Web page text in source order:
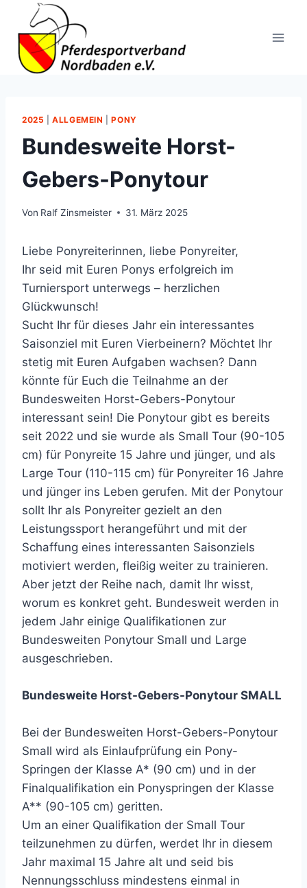
springen
2025 |ALLGEMEIN |PONY
Bundesweite Horst-
Gebers-Ponytour
Von Ralf Zinsmeister 31. März 2025
Liebe Ponyreiterinnen, liebe Ponyreiter,
Ihr seid mit Euren Ponys erfolgreich im
Turniersport unterwegs – herzlichen
Glückwunsch!
Sucht Ihr für dieses Jahr ein interessantes
Saisonziel mit Euren Vierbeinern? Möchtet Ihr
stetig mit Euren Aufgaben wachsen? Dann
könnte für Euch die Teilnahme an der
Bundesweiten Horst-Gebers-Ponytour
interessant sein! Die Ponytour gibt es bereits
seit 2022 und sie wurde als Small Tour (90-105
cm) für Ponyreite 15 Jahre und jünger, und als
Large Tour (110-115 cm) für Ponyreiter 16 Jahre
und jünger ins Leben gerufen. Mit der Ponytour
sollt Ihr als Ponyreiter gezielt an den
Leistungssport herangeführt und mit der
Schaffung eines interessanten Saisonziels
motiviert werden, fleißig weiter zu trainieren.
Aber jetzt der Reihe nach, damit Ihr wisst,
worum es konkret geht. Bundesweit werden in
jedem Jahr einige Qualifikationen zur
Bundesweiten Ponytour Small und Large
ausgeschrieben.
Bundesweite Horst-Gebers-Ponytour SMALL
Bei der Bundesweiten Horst-Gebers-Ponytour
Small wird als Einlaufprüfung ein Pony-
Springen der Klasse A* (90 cm) und in der
Finalqualifikation ein Ponyspringen der Klasse
A** (90-105 cm) geritten.
Um an einer Qualifikation der Small Tour
teilzunehmen zu dürfen, werdet Ihr in diesem
Jahr maximal 15 Jahre alt und seid bis
Nennungsschluss mindestens einmal in